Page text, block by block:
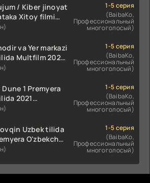
/ Kiber jinoyat
Xitoy filmi
O'zbekcha
1-5 серия
(BaibaKo,
Профессиональный
многоголосый)
va Yer markazi
Multfilm 2025
skachat
1-5 серия
(BaibaKo,
Профессиональный
многоголосый)
1 Premyera
2021
tarjima kino HD
1-5 серия
(BaibaKo,
Профессиональный
многоголосый)
Uzbek tilida
O'zbekcha
HD skachat
1-5 серия
(BaibaKo,
Профессиональный
многоголосый)